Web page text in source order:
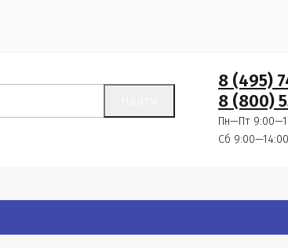
8 (495)
8 (800)
Пн—Пт
Сб 9:00—14:00